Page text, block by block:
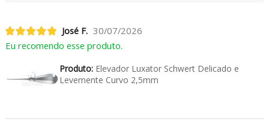
José F. 30/07/2026
Eu recomendo esse produto.
Produto:Elevador Luxator Schwert Delicado e
Levemente Curvo 2,5mm